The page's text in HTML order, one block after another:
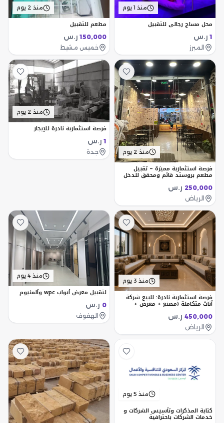
منذ 1 يوم
محل مساج رجالي للتقبيل
1 ر.س
المبرز
منذ 2 يوم
مطعم للتقبيل
150,000 ر.س
خميس مشيط
منذ 2 يوم
فرصة استثمارية مميزة – تقبيل
مطعم بروستد قائم ومحقق للدخل
250,000 ر.س
الرياض
منذ 2 يوم
فرصة استثمارية نادرة للإيجار
1 ر.س
جدة
منذ 3 يوم
فرصة استثمارية نادرة: للبيع شركة
أثاث متكاملة (مصنع + معرض +
450,000 ر.س
الرياض
منذ 4 يوم
لتقبيل معرض أبواب wpc وألمنيوم
0 ر.س
الهفوف
منذ 5 يوم
كتابة المذكرات وتأسيس الشركات و
خدمات الشركات باحترافية